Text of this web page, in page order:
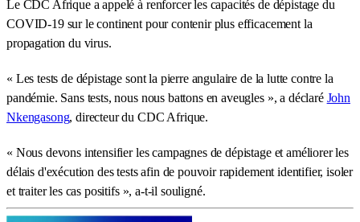
Le CDC Afrique a appelé à renforcer les capacités de dépistage du
COVID-19 sur le continent pour contenir plus efficacement la
propagation du virus.
« Les tests de dépistage sont la pierre angulaire de la lutte contre la
pandémie. Sans tests, nous nous battons en aveugles », a déclaré John
Nkengasong, directeur du CDC Afrique.
« Nous devons intensifier les campagnes de dépistage et améliorer les
délais d'exécution des tests afin de pouvoir rapidement identifier, isoler
et traiter les cas positifs », a-t-il souligné.